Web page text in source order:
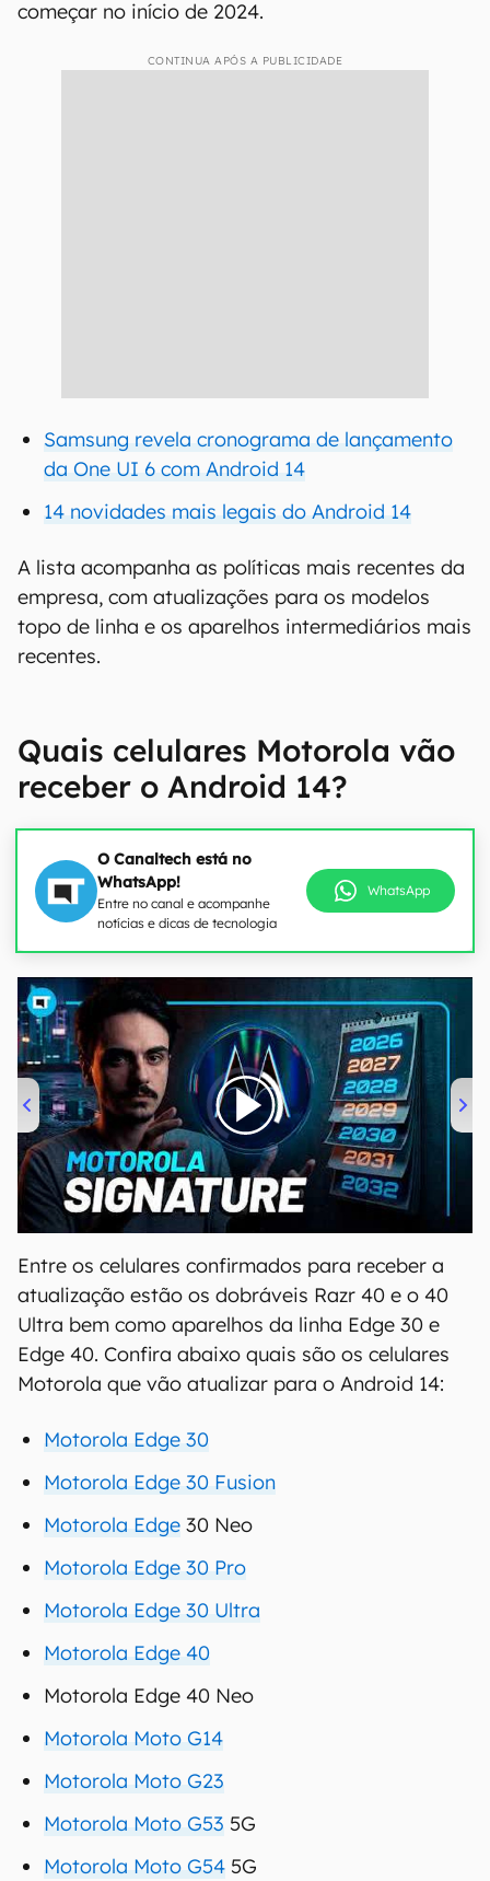
começar no início de 2024.
CONTINUA APÓS A PUBLICIDADE
Samsung revela cronograma de lançamento
da One UI 6 com Android 14
14 novidades mais legais do Android 14
A lista acompanha as políticas mais recentes da
empresa, com atualizações para os modelos
topo de linha e os aparelhos intermediários mais
recentes.
Quais celulares Motorola vão
receber o Android 14?
O Canaltech está no
WhatsApp!
Entre no canal e acompanhe
notícias e dicas de tecnologia
WhatsApp
00:00/20:46
Entre os celulares confirmados para receber a
atualização estão os dobráveis Razr 40 e o 40
Ultra bem como aparelhos da linha Edge 30 e
Edge 40. Confira abaixo quais são os celulares
Motorola que vão atualizar para o Android 14:
Motorola Edge 30
Motorola Edge 30 Fusion
Motorola Edge 30 Neo
Motorola Edge 30 Pro
Motorola Edge 30 Ultra
Motorola Edge 40
Motorola Edge 40 Neo
Motorola Moto G14
Motorola Moto G23
Motorola Moto G53 5G
Motorola Moto G54 5G